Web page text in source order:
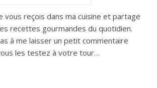
vous reçois dans ma cuisine et partage
recettes gourmandes du quotidien.
à me laisser un petit commentaire
les testez à votre tour…